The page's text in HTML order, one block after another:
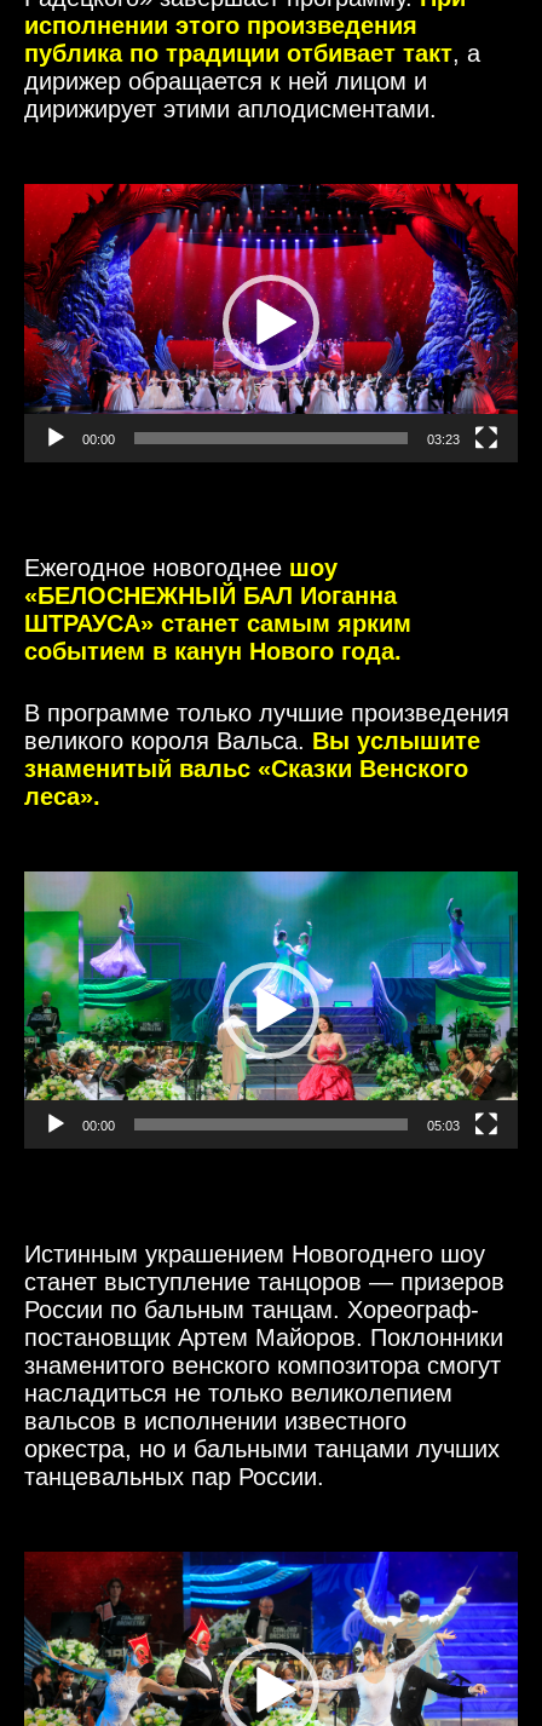
исполнении этого произведения
публика по традиции отбивает такт, а
дирижер обращается к ней лицом и
дирижирует этими аплодисментами.
Видеоплеер
00:00 03:23
Ежегодное новогоднее шоу
«БЕЛОСНЕЖНЫЙ БАЛ Иоганна
ШТРАУСА» станет самым ярким
событием в канун Нового года.
В программе только лучшие произведения
великого короля Вальса. Вы услышите
знаменитый вальс «Сказки Венского
леса».
Видеоплеер
00:00 05:03
Истинным украшением Новогоднего шоу
станет выступление танцоров — призеров
России по бальным танцам. Хореограф-
постановщик Артем Майоров. Поклонники
знаменитого венского композитора смогут
насладиться не только великолепием
вальсов в исполнении известного
оркестра, но и бальными танцами лучших
танцевальных пар России.
Видеоплеер